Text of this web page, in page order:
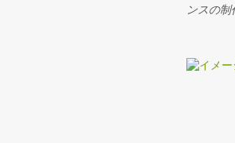
す。
ンスの
カウント